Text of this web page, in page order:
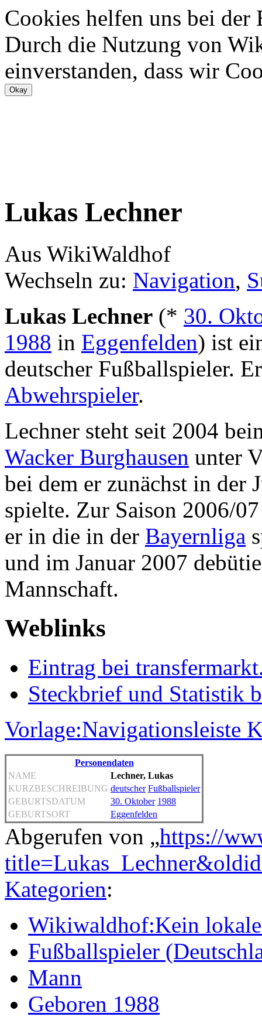
Cookies helfen uns bei
Durch die Nutzung von
einverstanden, dass wir
Lukas Lechner
Aus WikiWaldhof
Wechseln zu: Navigation,
Lukas Lechner (* 30.
1988 in Eggenfelden) ist
deutscher Fußballspieler.
Abwehrspieler.
Lechner steht seit 2004
Wacker Burghausen unter
bei dem er zunächst in der
spielte. Zur Saison 2006/
er in die in der Bayernliga
und im Januar 2007
Mannschaft.
Weblinks
Eintrag bei
Steckbrief und Statistik
Vorlage:Navigationsleiste
Personendaten
NAME
Lechner, Lukas
KURZBESCHREIBUNG deutscher Fußballspieler
GEBURTSDATUM
30. Oktober 1988
GEBURTSORT
Eggenfelden
Abgerufen von „https://
Kategorien:
Wikiwaldhof:Kein
Fußballspieler
Mann
Geboren 1988